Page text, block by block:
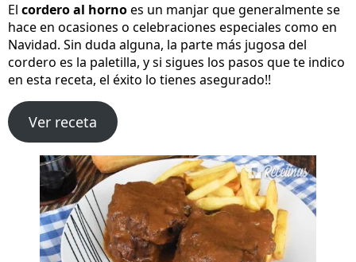
El cordero al hornoes un manjar que generalmente se
hace en ocasiones o celebraciones especiales como en
Navidad. Sin duda alguna, la parte más jugosa del
cordero es la paletilla, y si sigues los pasos que te indico
en esta receta, el éxito lo tienes asegurado!!
Ver receta